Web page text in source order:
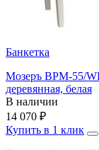
Банкетка
Мозеръ BPM-55/
деревянная, белая
В наличии
14 070 ₽
Купить в 1 клик